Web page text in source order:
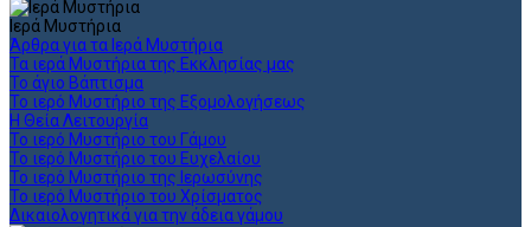
Ιερά Μυστήρια
Άρθρα για τα Ιερά Μυστήρια
Τα ιερά Μυστήρια της Εκκλησίας μας
Το άγιο Βάπτισμα
Το ιερό Μυστήριο της Εξομολογήσεως
Η Θεία Λειτουργία
Το ιερό Μυστήριο του Γάμου
Το ιερό Μυστήριο του Ευχελαίου
Το ιερό Μυστήριο της Ιερωσύνης
Το ιερό Μυστήριο του Χρίσματος
Δικαιολογητικά για την άδεια γάμου